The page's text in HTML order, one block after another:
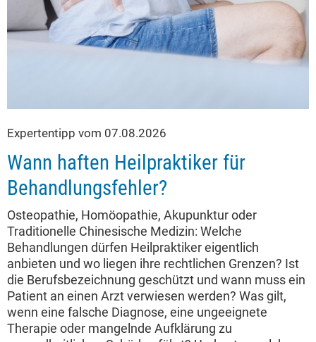
Expertentipp vom 07.08.2026
Wann haften Heilpraktiker für
Behandlungsfehler?
Osteopathie, Homöopathie, Akupunktur oder
Traditionelle Chinesische Medizin: Welche
Behandlungen dürfen Heilpraktiker eigentlich
anbieten und wo liegen ihre rechtlichen Grenzen? Ist
die Berufsbezeichnung geschützt und wann muss ein
Patient an einen Arzt verwiesen werden? Was gilt,
wenn eine falsche Diagnose, eine ungeeignete
Therapie oder mangelnde Aufklärung zu